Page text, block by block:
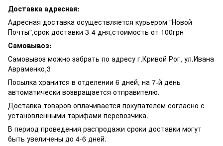
Доставка адресная:
Адресная доставка осуществляется курьером "Новой
Почты",срок доставки 3-4 дня,стоимость от 100грн
Самовывоз:
Самовывоз можно забрать по адресу г.Кривой Рог, ул.Ивана
Авраменко,3
Посылка хранится в отделении 6 дней, на 7-й день
автоматически возвращается отправителю.
Доставка товаров оплачивается покупателем согласно с
установленными тарифами перевозчика.
В период проведения распродажи сроки доставки могут
быть увеличены до 4-6 дней.